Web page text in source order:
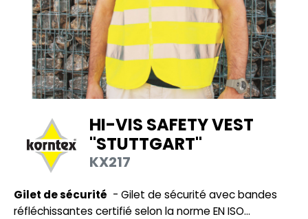
VISIBILITE
YOUR BRAND
SI ON L'APPELAIT FRANCIS
HI-VIS SAFETY VEST
"STUTTGART"
KX217
Gilet de sécurité
réfléchissantes certifié selon la norme EN ISO